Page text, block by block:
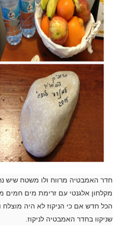
חדר האמבטיה מרווח ולו משטח שיש
מקלחון אלגנטי עם זרימת מים חמים
הכל חדש אם כי הניקוז לא היה
שניקוו בחדר האמבטיה לניקוז.